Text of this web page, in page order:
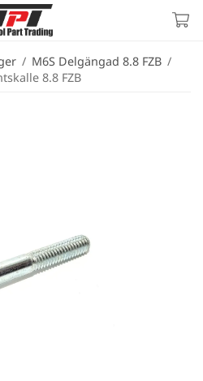
/ M6S Delgängad 8.8 FZB /
8.8 FZB